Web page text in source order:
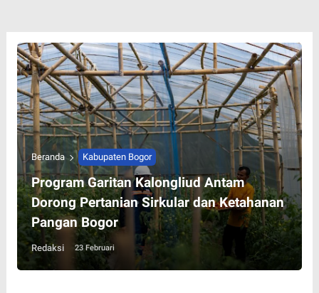
Beranda Kabupaten Bogor
Program Garitan Kalongliud Antam
Dorong Pertanian Sirkular dan Ketahanan
Pangan Bogor
Redaksi 23 Februari